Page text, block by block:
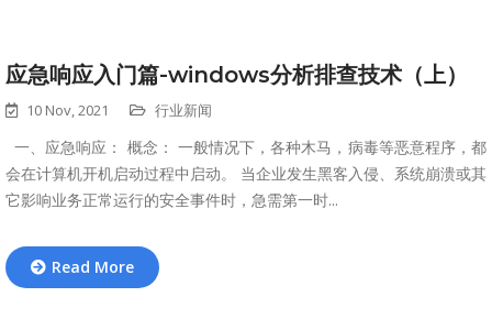
应急响应入门篇-windows分析排查技术（上）
10 Nov, 2021 行业新闻
一、应急响应： 概念： 一般情况下，各种木马，病毒等恶意程序，都
会在计算机开机启动过程中启动。 当企业发生黑客入侵、系统崩溃或其
它影响业务正常运行的安全事件时，急需第一时...
Read More